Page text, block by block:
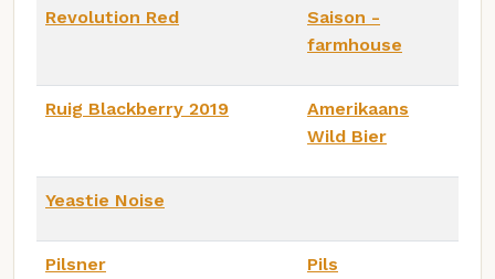
Revolution Red
Saison -
farmhouse
Ruig Blackberry 2019
Amerikaans
Wild Bier
Yeastie Noise
Pilsner Pils